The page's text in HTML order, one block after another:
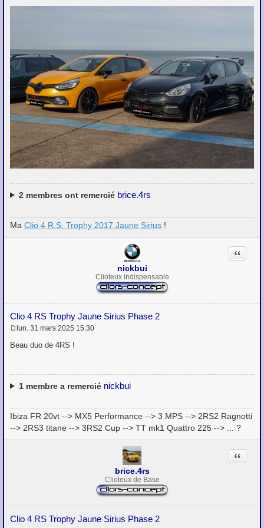
2membres ont remercié brice.4rs
Ma Clio 4 R.S. Trophy 2017 Jaune Sirius !
nickbui
Clioteux Indispensable
Clio 4 RS Trophy Jaune Sirius Phase 2
Citation
e
g
e
lun. 31 mars 2025 15:30
Beau duo de 4RS !
1membre a remercié nickbui
Ibiza FR 20vt --> MX5 Performance --> 3 MPS --> 2RS2 Ragnotti
--> 2RS3 titane --> 3RS2 Cup --> TT mk1 Quattro 225 --> ... ?
brice.4rs
Clioteux de Base
Clio 4 RS Trophy Jaune Sirius Phase 2
Citation